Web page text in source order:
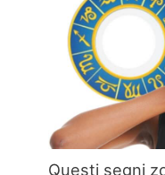
Questi segni